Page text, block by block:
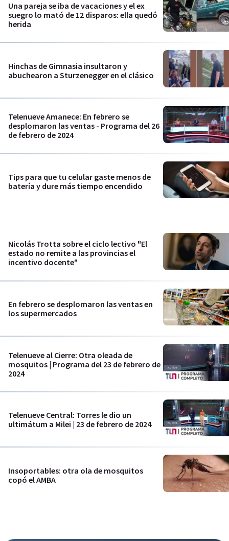
Una pareja se iba de vacaciones y el ex
suegro lo mató de 12 disparos: ella quedó
herida
Hinchas de Gimnasia insultaron y
abuchearon a Sturzenegger en el clásico
Telenueve Amanece: En febrero se
desplomaron las ventas - Programa del 26
de febrero de 2024
Tips para que tu celular gaste menos de
batería y dure más tiempo encendido
Nicolás Trotta sobre el ciclo lectivo "El
estado no remite a las provincias el
incentivo docente"
En febrero se desplomaron las ventas en
los supermercados
Telenueve al Cierre: Otra oleada de
mosquitos | Programa del 23 de febrero de
2024
Telenueve Central: Torres le dio un
ultimátum a Milei | 23 de febrero de 2024
Insoportables: otra ola de mosquitos
copó el AMBA